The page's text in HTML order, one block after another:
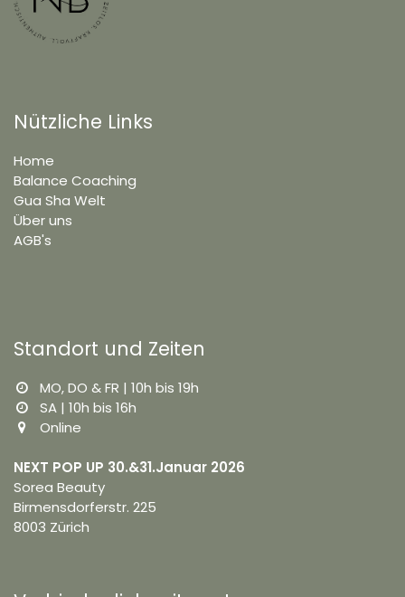
Nützliche Links
Home
Balance Coaching
Gua Sha Welt
Über uns
AGB's
Standort und Zeiten
MO, DO & FR | 10h bis 19h
SA | 10h bis 16h
Online
NEXT POP UP 30.&31.Januar 2026
Sorea Beauty
Birmensdorferstr. 225
8003 Zürich